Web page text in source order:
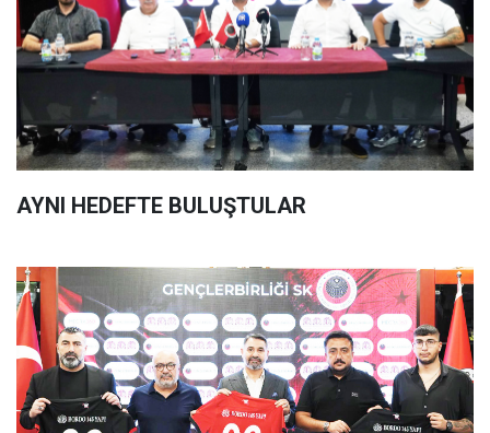
AYNI HEDEFTE BULUŞTULAR